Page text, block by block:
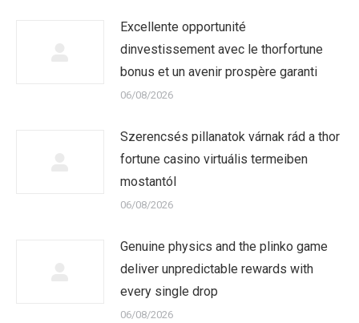
Excellente opportunité
dinvestissement avec le thorfortune
bonus et un avenir prospère garanti
06/08/2026
Szerencsés pillanatok várnak rád a thor
fortune casino virtuális termeiben
mostantól
06/08/2026
Genuine physics and the plinko game
deliver unpredictable rewards with
every single drop
06/08/2026